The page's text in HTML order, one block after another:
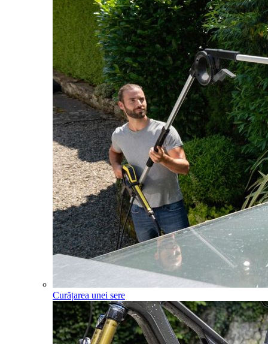
Curățarea unei sere